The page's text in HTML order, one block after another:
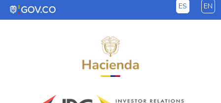
Saltar al contenido principal ES EN